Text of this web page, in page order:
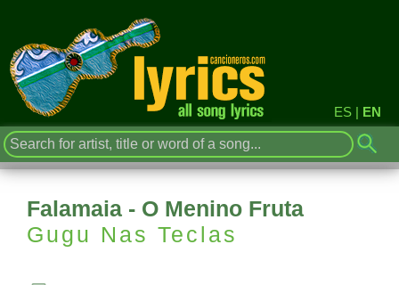
ES | EN
Falamaia - O Menino Fruta
Gugu Nas Teclas